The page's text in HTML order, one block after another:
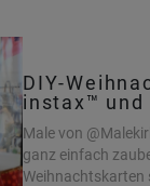
DIY-
instax™ und
Male von
ganz einfach
Weihnachtskarten